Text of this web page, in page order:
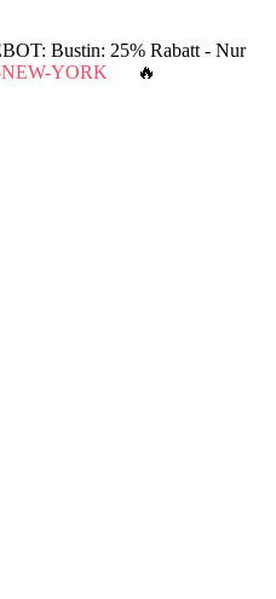
Bustin: 25% Rabatt - Nur
YORK 🔥